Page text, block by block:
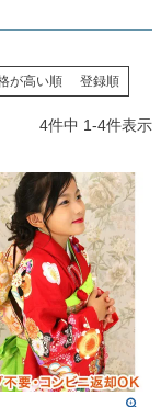
ーズ
ィース
ー
セサリー
の晴れの日
が高い順 登録順
4件中 1-4件表示